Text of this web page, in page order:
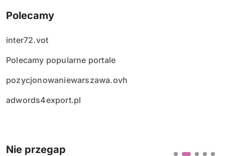
Polecamy
inter72.vot
Polecamy popularne portale
pozycjonowaniewarszawa.ovh
adwords4export.pl
Nie przegap